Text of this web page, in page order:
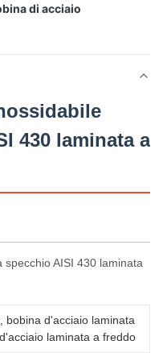
di acciaio
430 laminata a
AISI 430 laminata
bobina d'acciaio laminata
laminata a freddo